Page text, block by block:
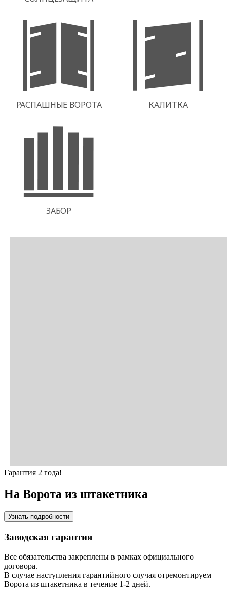
Гарантия 2 года!
На Ворота из штакетника
Узнать подробности
Заводская гарантия
Все обязательства закреплены в рамках официального
договора.
В случае наступления гарантийного случая отремонтируем
Ворота из штакетника в течение 1-2 дней.